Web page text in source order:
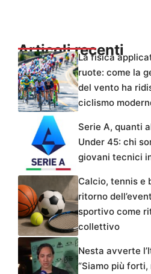
Articoli recenti
La fisica
ruote: come la
del vento ha
ciclismo
Serie A, quanti
Under 45: chi
giovani tecnici
Calcio, tennis e
ritorno
sportivo come
collettivo
Nesta avverte
“Siamo più forti,